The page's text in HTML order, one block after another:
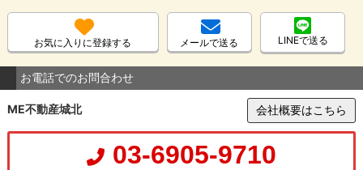
お気に入りに登録する メールで送る LINEで送る
お電話でのお問合わせ
ME不動産城北 会社概要はこちら
03-6905-9710